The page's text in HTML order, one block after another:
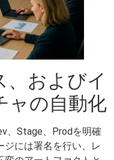
、およびイ
ャの自動化
、Stage、Prodを明確
ジには署名を行い、レ